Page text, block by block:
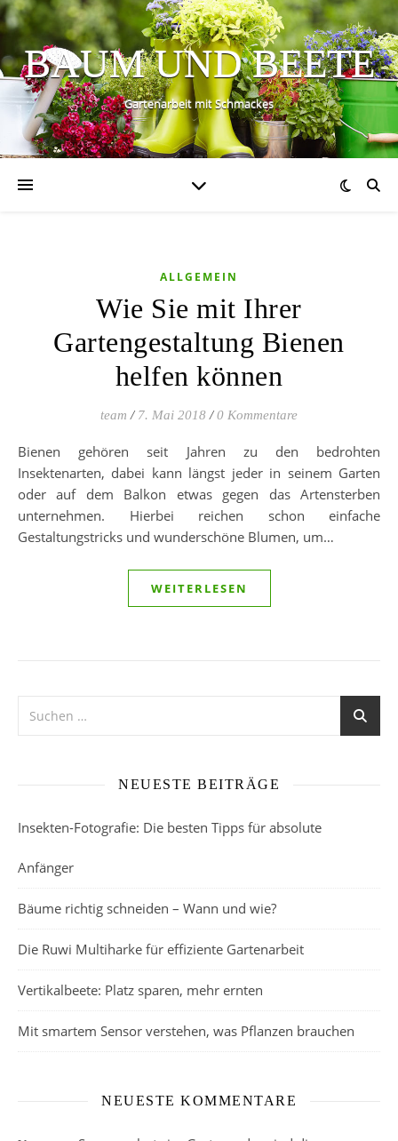
BAUM UND BEETE
Gartenarbeit mit Schmackes
ALLGEMEIN
Wie Sie mit Ihrer
Gartengestaltung Bienen
helfen können
team / 7. Mai 2018 / 0 Kommentare
Bienen gehören seit Jahren zu den bedrohten
Insektenarten, dabei kann längst jeder in seinem Garten
oder auf dem Balkon etwas gegen das Artensterben
unternehmen. Hierbei reichen schon einfache
Gestaltungstricks und wunderschöne Blumen, um…
WEITERLESEN
NEUESTE BEITRÄGE
Insekten-Fotografie: Die besten Tipps für absolute
Anfänger
Bäume richtig schneiden – Wann und wie?
Die Ruwi Multiharke für effiziente Gartenarbeit
Vertikalbeete: Platz sparen, mehr ernten
Mit smartem Sensor verstehen, was Pflanzen brauchen
NEUESTE KOMMENTARE